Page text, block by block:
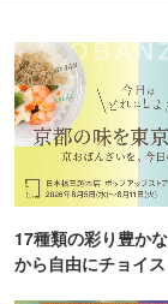
17種類の彩り豊か
から自由にチョイス